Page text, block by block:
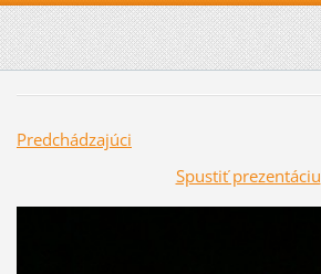
Predchádzajúci
Spustiť prezentáciu